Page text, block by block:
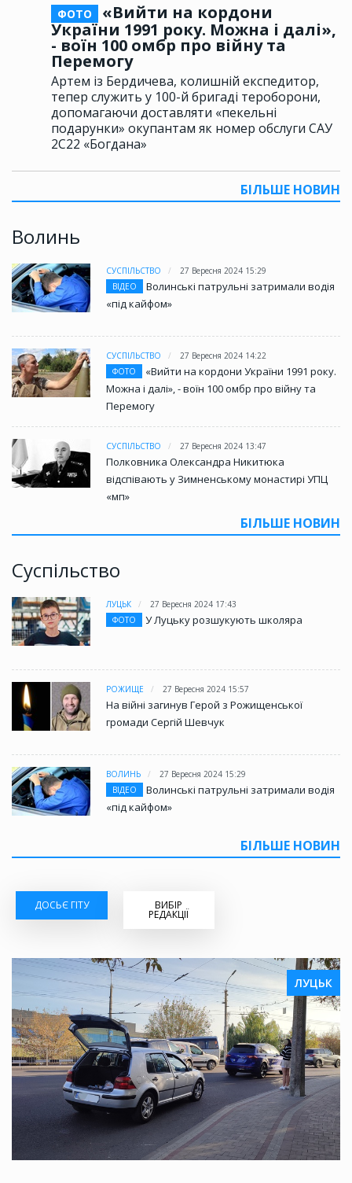
ФОТО
«Вийти на кордони
України 1991 року. Можна і далі»,
- воїн 100 омбр про війну та
Перемогу
Артем із Бердичева, колишній експедитор,
тепер служить у 100-й бригаді тероборони,
допомагаючи доставляти «пекельні
подарунки» окупантам як номер обслуги САУ
2С22 «Богдана»
БІЛЬШЕ НОВИН
Волинь
СУСПІЛЬСТВО
27 Вересня 2024 15:29
ВІДЕО
Волинські патрульні затримали водія
«під кайфом»
СУСПІЛЬСТВО
27 Вересня 2024 14:22
ФОТО
«Вийти на кордони України 1991 року.
Можна і далі», - воїн 100 омбр про війну та
Перемогу
СУСПІЛЬСТВО 27 Вересня 2024 13:47
Полковника Олександра Никитюка
відспівають у Зимненському монастирі УПЦ
«мп»
БІЛЬШЕ НОВИН
Суспільство
ЛУЦЬК
27 Вересня 2024 17:43
ФОТО
У Луцьку розшукують школяра
РОЖИЩЕ 27 Вересня 2024 15:57
На війні загинув Герой з Рожищенської
громади Сергій Шевчук
ВОЛИНЬ
27 Вересня 2024 15:29
ВІДЕО
Волинські патрульні затримали водія
«під кайфом»
БІЛЬШЕ НОВИН
ДОСЬЄ ГІТУ ВИБІР
РЕДАКЦІЇ
ЛУЦЬК